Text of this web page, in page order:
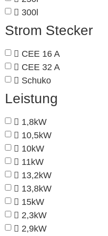
300l
Strom Stecker
CEE 16 A
CEE 32 A
Schuko
Leistung
1,8kW
10,5kW
10kW
11kW
13,2kW
13,8kW
15kW
2,3kW
2,9kW